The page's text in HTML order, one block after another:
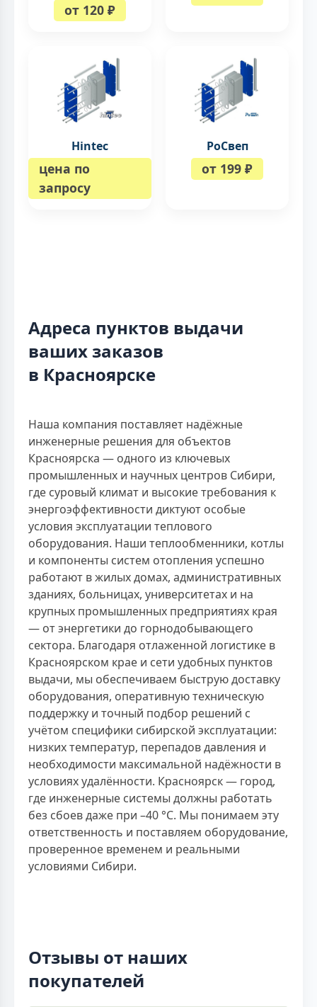
от 120 ₽
Hintec
цена по
запросу
РоСвеп
от 199 ₽
Адреса пунктов выдачи
ваших заказов
в Красноярске
Наша компания поставляет надёжные
инженерные решения для объектов
Красноярска — одного из ключевых
промышленных и научных центров Сибири,
где суровый климат и высокие требования к
энергоэффективности диктуют особые
условия эксплуатации теплового
оборудования. Наши теплообменники, котлы
и компоненты систем отопления успешно
работают в жилых домах, административных
зданиях, больницах, университетах и на
крупных промышленных предприятиях края
— от энергетики до горнодобывающего
сектора. Благодаря отлаженной логистике в
Красноярском крае и сети удобных пунктов
выдачи, мы обеспечиваем быструю доставку
оборудования, оперативную техническую
поддержку и точный подбор решений с
учётом специфики сибирской эксплуатации:
низких температур, перепадов давления и
необходимости максимальной надёжности в
условиях удалённости. Красноярск — город,
где инженерные системы должны работать
без сбоев даже при –40 °C. Мы понимаем эту
ответственность и поставляем оборудование,
проверенное временем и реальными
условиями Сибири.
Отзывы от наших
покупателей